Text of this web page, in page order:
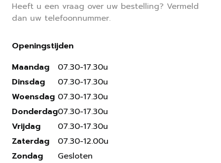
Heeft u een vraag over uw bestelling? Vermeld
dan uw telefoonnummer.
Openingstijden
Maandag
Dinsdag
Woensdag
Donderdag
Vrijdag
Zaterdag
Zondag
07.30-17.30u
07.30-17.30u
07.30-17.30u
07.30-17.30u
07.30-17.30u
07.30-12.00u
Gesloten